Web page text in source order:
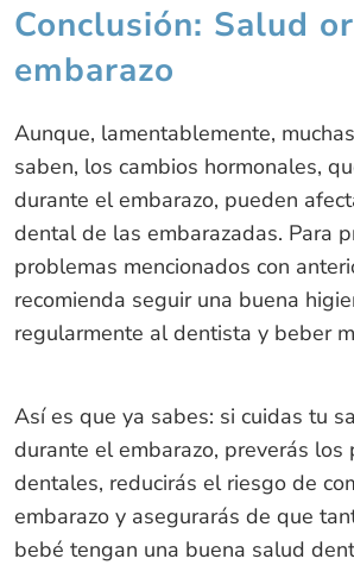
Conclusión: Salud
embarazo
Aunque, lamentablemente,
saben, los cambios hormonales,
durante el embarazo, pueden
dental de las embarazadas. Para
problemas mencionados con
recomienda seguir una buena
regularmente al dentista y beber
Así es que ya sabes: si cuidas tu
durante el embarazo, preverás los
dentales, reducirás el riesgo de
embarazo y asegurarás de que
bebé tengan una buena salud